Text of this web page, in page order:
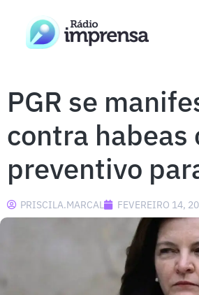
PGR se
contra habeas
preventivo
PRISCILA.MARCAL FEVEREIRO 14,